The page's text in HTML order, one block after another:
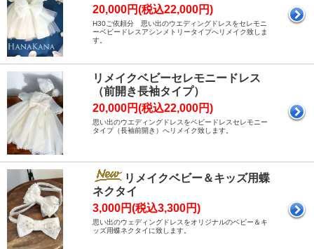
20,000円(税込22,000円)
H30ご依頼分 思い出のウエディングドレスをセレモニ
ーベビードレスアシンメトリータイプへリメイク致しま
す。
リメイクベビーセレモニードレス
（前開き長袖タイプ）
20,000円(税込22,000円)
思い出のウエディングドレスをベビードレスセレモニー
タイプ（長袖前開き）へリメイク致します。
リメイクベビー＆キッズ用蝶
ネクタイ
3,000円(税込3,300円)
思い出のウェディングドレスをオリジナルのベビー＆キ
ッズ用蝶ネクタイに致します。